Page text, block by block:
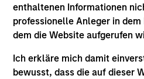
enthaltenen Informationen
professionelle Anleger in
dem die Website aufgerufen
Ich erkläre mich damit
bewusst, dass die auf dieser
Scott Dunlap
Vice President